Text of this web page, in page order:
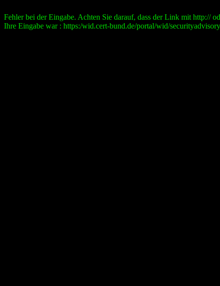
Fehler bei der Eingabe. Achten Sie darauf, dass der Link mit http://
Ihre Eingabe war : https:/wid.cert-bund.de/portal/wid/